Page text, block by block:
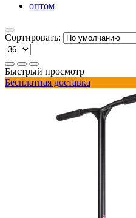
оптом
Сортировать:
Быстрый просмотр
Бесплатная доставка